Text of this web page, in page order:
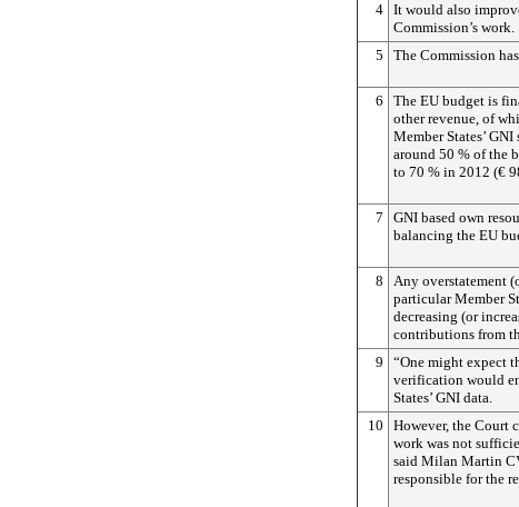
4 It would also
Commission’s work.
5
The Commission
6
The EU budget is
other revenue, of
Member States’
around 50 % of the
to 70 % in 2012 (€
7
GNI based own
balancing the EU
8
Any overstatement
particular Member
decreasing (or
contributions from
9
“One might expect
verification would
States’ GNI data.
10
However, the Court
work was not
said Milan Martin
responsible for the